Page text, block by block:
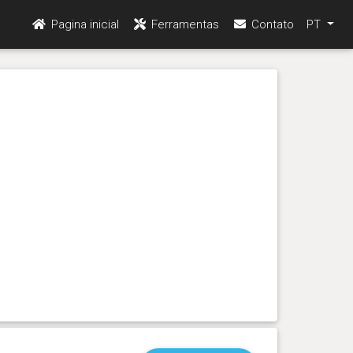
Pagina inicial Ferramentas Contato PT